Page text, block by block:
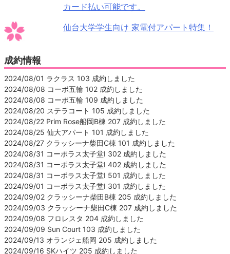
カード払い可能です。
仙台大学学生向け 家電付アパート特集！
成約情報
2024/08/01 ラクラス 103 成約しました
2024/08/08 コーポ五輪 102 成約しました
2024/08/08 コーポ五輪 109 成約しました
2024/08/20 ステラコート 105 成約しました
2024/08/22 Prim Rose船岡B棟 207 成約しました
2024/08/25 仙大アパート 101 成約しました
2024/08/27 クラッシーナ柴田C棟 101 成約しました
2024/08/31 コーポラス太子堂Ⅰ 302 成約しました
2024/08/31 コーポラス太子堂Ⅰ 402 成約しました
2024/08/31 コーポラス太子堂Ⅰ 501 成約しました
2024/09/01 コーポラス太子堂Ⅰ 301 成約しました
2024/09/02 クラッシーナ柴田B棟 205 成約しました
2024/09/03 クラッシーナ柴田C棟 207 成約しました
2024/09/08 フロレスタ 204 成約しました
2024/09/09 Sun Court 103 成約しました
2024/09/13 オランジェ船岡 205 成約しました
2024/09/16 SKハイツ 205 成約しました